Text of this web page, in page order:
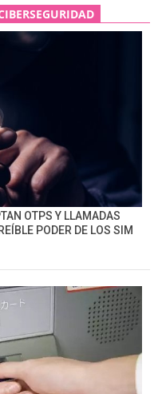
OTPS Y LLAMADAS
PODER DE LOS SIM